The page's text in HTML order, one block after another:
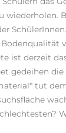
wiederholen.
SchülerInnen.
ist derzeit
gedeihen
tut